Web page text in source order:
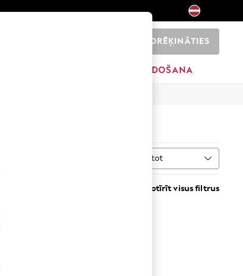
NORĒĶINĀTIES
IZPĀRDOŠANA
Kārtot
Notīrīt visus filtrus